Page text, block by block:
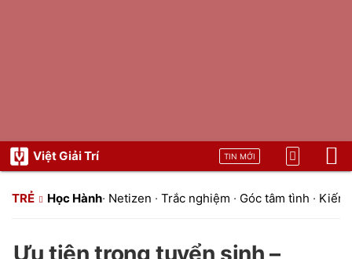
Việt Giải Trí TIN MỚI
TRẺ Học Hành· Netizen · Trắc nghiệm · Góc tâm tình · Kiến
Ưu tiên trong tuyển sinh –